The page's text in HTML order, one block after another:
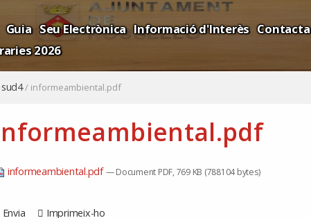
Guia Seu Electrònica Informació d'Interès Contacta
2026
sud4/ informeambiental.pdf
informeambiental.pdf— Document PDF, 769 KB (788104 bytes)
Envia Imprimeix-ho